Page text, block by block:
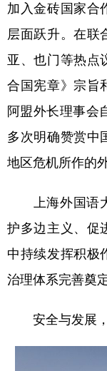
加入金砖国家合
层面跃升。在联
亚、也门等热点
合国宪章》宗旨
阿盟外长理事会
多次明确赞赏中
地区危机所作的
上海外国语大
护多边主义、促
中持续发挥积极
治理体系完善奠
安全与发展，